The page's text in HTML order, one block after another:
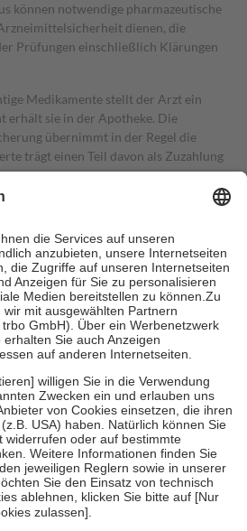
können notwendige pharmazeutische
dienen, die
Prüfungen einschließlich Klärungen
Medikamente stellt der Arzt ein
erhält sie in der Apotheke. Die
übernimmt in der Regel die
trägt einen Teil davon als Zuzahlung
Zuzahlungen in Höhe von zehn
jedoch nie mehr als die tatsächlichen
auch für Online-Apotheken.
Krankenpflege beträgt die
Kosten sowie zehn Euro je
für ihre eigene Gesundheit zu
Stellung der Familie zu unterstützen,
bei:
bis zum vollendeten 18. Lebensjahr
und Früherkennung, die von der